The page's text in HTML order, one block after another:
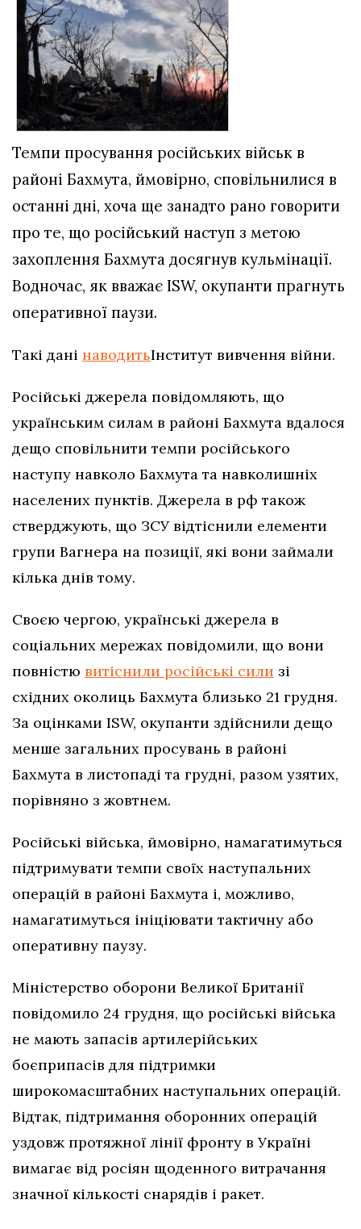
Темпи просування російських військ в
районі Бахмута, ймовірно, сповільнилися в
останні дні, хоча ще занадто рано говорити
про те, що російський наступ з метою
захоплення Бахмута досягнув кульмінації.
Водночас, як вважає ISW, окупанти прагнуть
оперативної паузи.
Такі дані наводитьІнститут вивчення війни.
Російські джерела повідомляють, що
українським силам в районі Бахмута вдалося
дещо сповільнити темпи російського
наступу навколо Бахмута та навколишніх
населених пунктів. Джерела в рф також
стверджують, що ЗСУ відтіснили елементи
групи Вагнера на позиції, які вони займали
кілька днів тому.
Своєю чергою, українські джерела в
соціальних мережах повідомили, що вони
повністю витіснили російські сили зі
східних околиць Бахмута близько 21 грудня.
За оцінками ISW, окупанти здійснили дещо
менше загальних просувань в районі
Бахмута в листопаді та грудні, разом узятих,
порівняно з жовтнем.
Російські війська, ймовірно, намагатимуться
підтримувати темпи своїх наступальних
операцій в районі Бахмута і, можливо,
намагатимуться ініціювати тактичну або
оперативну паузу.
Міністерство оборони Великої Британії
повідомило 24 грудня, що російські війська
не мають запасів артилерійських
боєприпасів для підтримки
широкомасштабних наступальних операцій.
Відтак, підтримання оборонних операцій
уздовж протяжної лінії фронту в Україні
вимагає від росіян щоденного витрачання
значної кількості снарядів і ракет.